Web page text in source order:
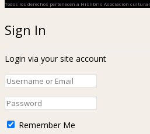
Todos los derechos pertenecen a Hislibris Asociación cultural
Sign In
Login via your site account
Remember Me